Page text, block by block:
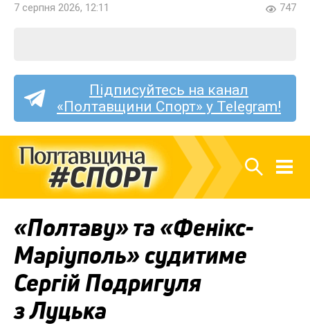
7 серпня 2026, 12:11 747
Підписуйтесь на канал
«Полтавщини Спорт» у Telegram!
«Полтаву» та «Фенікс-
Маріуполь» судитиме
Сергій Подригуля
з Луцька